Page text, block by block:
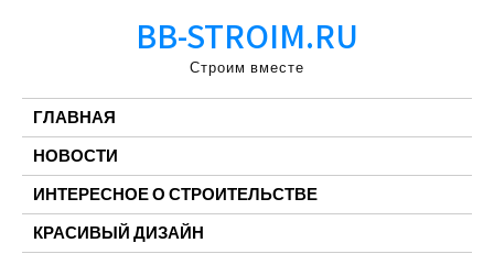
BB-STROIM.RU
Строим вместе
ГЛАВНАЯ
НОВОСТИ
ИНТЕРЕСНОЕ О СТРОИТЕЛЬСТВЕ
КРАСИВЫЙ ДИЗАЙН